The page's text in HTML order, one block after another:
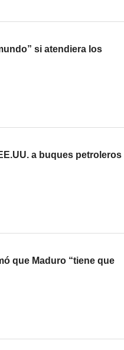
si atendiera los
a buques petroleros
que Maduro “tiene que